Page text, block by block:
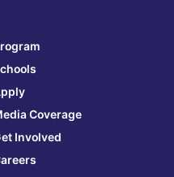
Coverage
Involved